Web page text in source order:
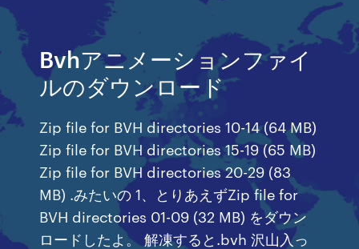
Bvhアニメーションファイ
ルのダウンロード
Zip file for BVH directories 10-14 (64 MB)
Zip file for BVH directories 15-19 (65 MB)
Zip file for BVH directories 20-29 (83
MB) .みたいの 1、とりあえずZip file for
BVH directories 01-09 (32 MB) をダウン
ロードしたよ。 解凍すると.bvh 沢山入っ